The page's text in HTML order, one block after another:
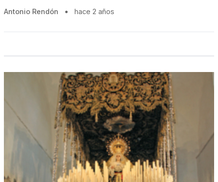
Antonio Rendón • hace 2 años